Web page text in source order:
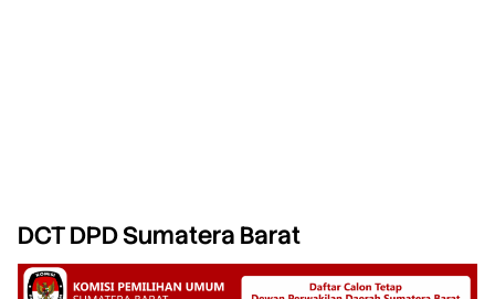
DCT DPD Sumatera Barat